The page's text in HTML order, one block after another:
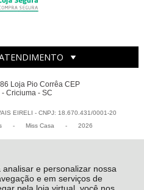
e personalizar nossa
e em serviços de
Loja Pio Corrêa CEP
Criciuma - SC
EIRELI - CNPJ: 18.670.431/0001-20
- Miss Casa - 2026